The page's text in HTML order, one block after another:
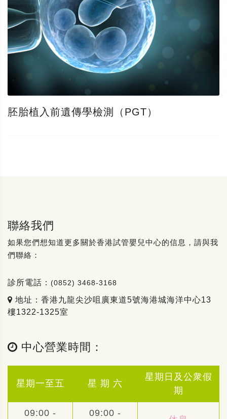
胚胎植入前遺傳學檢測（PGT）
聯絡我們
如果您們想知道更多關於香港試管嬰兒中心的信息，請與我
們聯絡：
診所電話： (0852) 3468-3168
地址：香港九龍尖沙咀廣東道5號海港城海洋中心13
樓1322-1325室
中心營業時間：
星期一至五 星 期 六
星期日及公衆假
期
09:00 - 09:00 -